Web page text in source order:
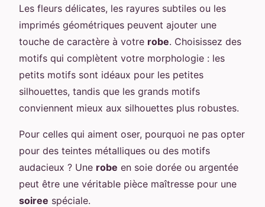
Les fleurs délicates, les rayures subtiles ou les
imprimés géométriques peuvent ajouter une
touche de caractère à votre robe. Choisissez des
motifs qui complètent votre morphologie : les
petits motifs sont idéaux pour les petites
silhouettes, tandis que les grands motifs
conviennent mieux aux silhouettes plus robustes.
Pour celles qui aiment oser, pourquoi ne pas opter
pour des teintes métalliques ou des motifs
audacieux ? Une robe en soie dorée ou argentée
peut être une véritable pièce maîtresse pour une
soiree spéciale.